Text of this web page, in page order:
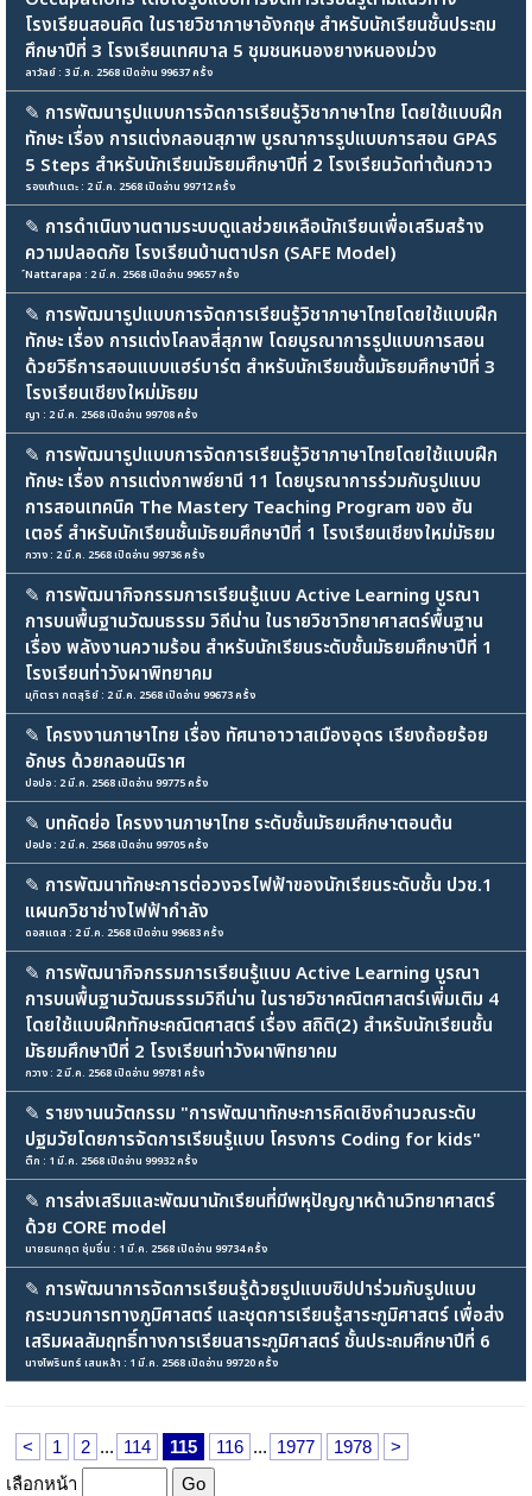
โรงเรียนสอนคิด ในรายวิชาภาษาอังกฤษ สำหรับนักเรียนชั้นประถม
ศึกษาปีที่ 3 โรงเรียนเทศบาล 5 ชุมชนหนองยางหนองม่วง
ลาวัลย์ : 3 มี.ค. 2568 เปิดอ่าน 99637 ครั้ง
✎ การพัฒนารูปแบบการจัดการเรียนรู้วิชาภาษาไทย โดยใช้แบบฝึก
ทักษะ เรื่อง การแต่งกลอนสุภาพ บูรณาการรูปแบบการสอน GPAS
5 Steps สำหรับนักเรียนมัธยมศึกษาปีที่ 2 โรงเรียนวัดท่าต้นกวาว
รองเท้าแตะ : 2 มี.ค. 2568 เปิดอ่าน 99712 ครั้ง
✎ การดำเนินงานตามระบบดูแลช่วยเหลือนักเรียนเพื่อเสริมสร้าง
ความปลอดภัย โรงเรียนบ้านตาปรก (SAFE Model)
์Nattarapa : 2 มี.ค. 2568 เปิดอ่าน 99657 ครั้ง
✎ การพัฒนารูปแบบการจัดการเรียนรู้วิชาภาษาไทยโดยใช้แบบฝึก
ทักษะ เรื่อง การแต่งโคลงสี่สุภาพ โดยบูรณาการรูปแบบการสอน
ด้วยวิธีการสอนแบบแฮร์บาร์ต สำหรับนักเรียนชั้นมัธยมศึกษาปีที่ 3
โรงเรียนเชียงใหม่มัธยม
ญา : 2 มี.ค. 2568 เปิดอ่าน 99708 ครั้ง
✎ การพัฒนารูปแบบการจัดการเรียนรู้วิชาภาษาไทยโดยใช้แบบฝึก
ทักษะ เรื่อง การแต่งกาพย์ยานี 11 โดยบูรณาการร่วมกับรูปแบบ
การสอนเทคนิค The Mastery Teaching Program ของ ฮัน
เตอร์ สำหรับนักเรียนชั้นมัธยมศึกษาปีที่ 1 โรงเรียนเชียงใหม่มัธยม
กวาง : 2 มี.ค. 2568 เปิดอ่าน 99736 ครั้ง
✎ การพัฒนากิจกรรมการเรียนรู้แบบ Active Learning บูรณา
การบนพื้นฐานวัฒนธรรม วิถีน่าน ในรายวิชาวิทยาศาสตร์พื้นฐาน
เรื่อง พลังงานความร้อน สำหรับนักเรียนระดับชั้นมัธยมศึกษาปีที่ 1
โรงเรียนท่าวังผาพิทยาคม
มุทิตรา กตสุริย์ : 2 มี.ค. 2568 เปิดอ่าน 99673 ครั้ง
✎ โครงงานภาษาไทย เรื่อง ทัศนาอาวาสเมืองอุดร เรียงถ้อยร้อย
อักษร ด้วยกลอนนิราศ
ปอปอ : 2 มี.ค. 2568 เปิดอ่าน 99775 ครั้ง
✎ บทคัดย่อ โครงงานภาษาไทย ระดับชั้นมัธยมศึกษาตอนต้น
ปอปอ : 2 มี.ค. 2568 เปิดอ่าน 99705 ครั้ง
✎ การพัฒนาทักษะการต่อวงจรไฟฟ้าของนักเรียนระดับชั้น ปวช.1
แผนกวิชาช่างไฟฟ้ากำลัง
ดอสแดส : 2 มี.ค. 2568 เปิดอ่าน 99683 ครั้ง
✎ การพัฒนากิจกรรมการเรียนรู้แบบ Active Learning บูรณา
การบนพื้นฐานวัฒนธรรมวิถีน่าน ในรายวิชาคณิตศาสตร์เพิ่มเติม 4
โดยใช้แบบฝึกทักษะคณิตศาสตร์ เรื่อง สถิติ(2) สำหรับนักเรียนชั้น
มัธยมศึกษาปีที่ 2 โรงเรียนท่าวังผาพิทยาคม
กวาง : 2 มี.ค. 2568 เปิดอ่าน 99781 ครั้ง
✎ รายงานนวัตกรรม "การพัฒนาทักษะการคิดเชิงคำนวณระดับ
ปฐมวัยโดยการจัดการเรียนรู้แบบ โครงการ Coding for kids"
ติ๊ก : 1 มี.ค. 2568 เปิดอ่าน 99932 ครั้ง
✎ การส่งเสริมและพัฒนานักเรียนที่มีพหุปัญญาหด้านวิทยาศาสตร์
ด้วย CORE model
นายธนกฤต ชุ่มชื่น : 1 มี.ค. 2568 เปิดอ่าน 99734 ครั้ง
✎ การพัฒนาการจัดการเรียนรู้ด้วยรูปแบบซิปปาร่วมกับรูปแบบ
กระบวนการทางภูมิศาสตร์ และชุดการเรียนรู้สาระภูมิศาสตร์ เพื่อส่ง
เสริมผลสัมฤทธิ์ทางการเรียนสาระภูมิศาสตร์ ชั้นประถมศึกษาปีที่ 6
นางไพรินทร์ เสนหล้า : 1 มี.ค. 2568 เปิดอ่าน 99720 ครั้ง
< 1 2 ... 114 115 116 ... 1977 1978
>
เลือกหน้า